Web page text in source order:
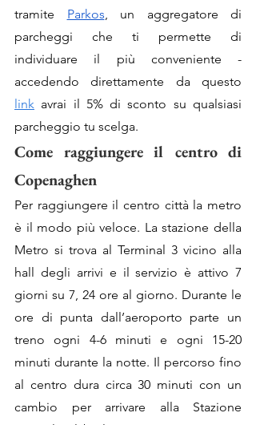
tramite Parkos , un aggregatore di
parcheggi che ti permette di
individuare il più conveniente -
link avrai il 5% di sconto su qualsiasi
parcheggio tu scelga.
Come raggiungere il centro di
Copenaghen
Per raggiungere il centro città la metro
è il modo più veloce. La stazione della
Metro si trova al Terminal 3 vicino alla
hall degli arrivi e il servizio è attivo 7
giorni su 7, 24 ore al giorno. Durante le
ore di punta dall’aeroporto parte un
treno ogni 4-6 minuti e ogni 15-20
minuti durante la notte. Il percorso fino
al centro dura circa 30 minuti con un
cambio per arrivare alla Stazione